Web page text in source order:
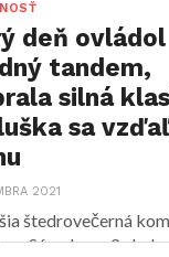
deň ovládol
tandem,
silná
sa
2021
štedrovečerná
a Sám doma 2